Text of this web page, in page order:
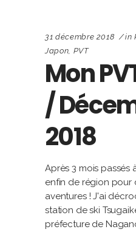
31 décembre 2018 in
Japon, PVT
Mon
/
2018
Après 3 mois passés
enfin de région pour
aventures ! J'ai
station de ski
préfecture de